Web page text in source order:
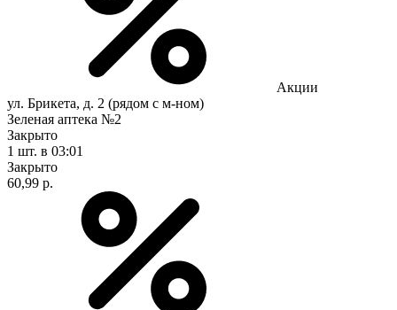
Акции
ул. Брикета, д. 2 (рядом с м-ном)
Зеленая аптека №2
Закрыто
1 шт. в 03:01
Закрыто
60,99 р.